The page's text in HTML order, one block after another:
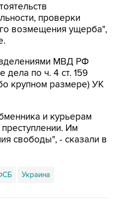
проверки
возмещения ущерба",
МВД РФ
по ч. 4 ст. 159
крупном размере) УК
и курьерам
Им
свободы", - сказали в
Украина